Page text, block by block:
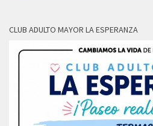
CLUB ADULTO MAYOR LA ESPERANZA